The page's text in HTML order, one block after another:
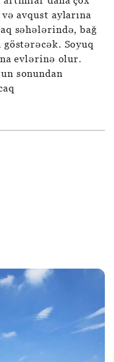
avqust aylarına
səhələrində, bağ
Soyuq
evlərinə olur.
sonundan